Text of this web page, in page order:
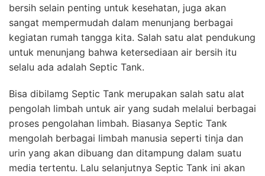
bersih selain penting untuk kesehatan, juga akan
sangat mempermudah dalam menunjang berbagai
kegiatan rumah tangga kita. Salah satu alat pendukung
untuk menunjang bahwa ketersediaan air bersih itu
selalu ada adalah Septic Tank.
Bisa dibilamg Septic Tank merupakan salah satu alat
pengolah limbah untuk air yang sudah melalui berbagai
proses pengolahan limbah. Biasanya Septic Tank
mengolah berbagai limbah manusia seperti tinja dan
urin yang akan dibuang dan ditampung dalam suatu
media tertentu. Lalu selanjutnya Septic Tank ini akan